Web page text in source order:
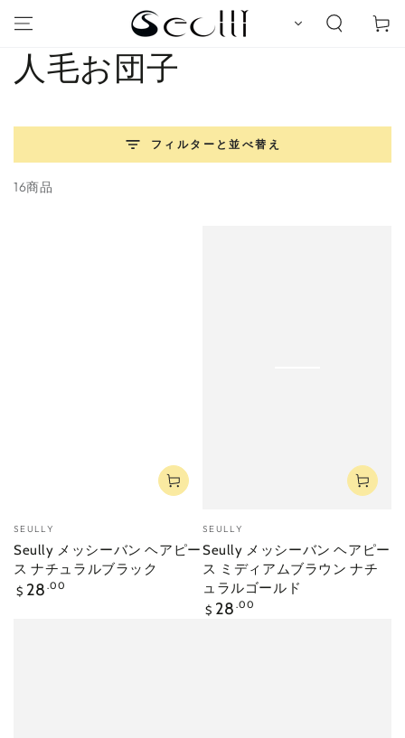
プする
ー
コ
シ
人毛お団子
フィルターと並べ替え
16商品
ベ
ン
ダ
ー
SEULLY
Seully メッシーバン ヘアピー
ス ナチュラルブラック
定
$ 28 .00
ベ
ン
ダ
ー
SEULLY
Seully メッシーバン ヘアピー
ス ミディアムブラウン ナチ
ュラルゴールド
定
$ 28 .00